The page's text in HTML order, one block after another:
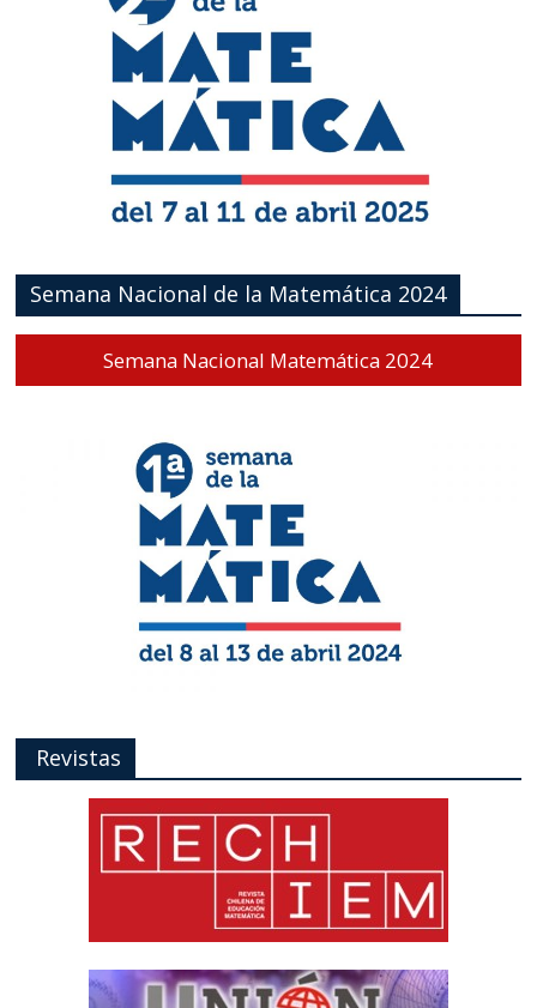
Semana Nacional de la Matemática 2024
Semana Nacional Matemática 2024
Revistas